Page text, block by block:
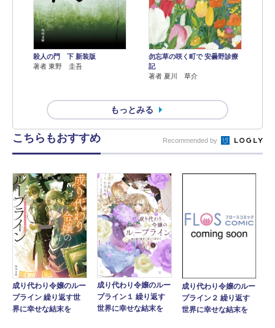
殺人の門 下 新装版
著者 東野 圭吾
勿忘草の咲く町で 安曇野診療
記
著者 夏川 草介
もっとみる
こちらもおすすめ Recommended by
成り代わり令嬢のルー
プライン 繰り返す世
界に幸せな結末を
成り代わり令嬢のルー
プライン１ 繰り返す
世界に幸せな結末を
成り代わり令嬢のルー
プライン２ 繰り返す
世界に幸せな結末を